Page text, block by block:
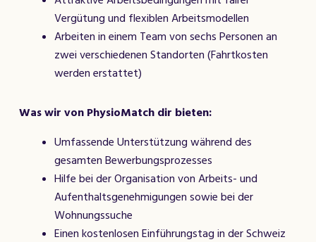
Vergütung und flexiblen Arbeitsmodellen
Arbeiten in einem Team von sechs Personen an
zwei verschiedenen Standorten (Fahrtkosten
werden erstattet)
Was wir von PhysioMatch dir bieten:
Umfassende Unterstützung während des
gesamten Bewerbungsprozesses
Hilfe bei der Organisation von Arbeits- und
Aufenthaltsgenehmigungen sowie bei der
Wohnungssuche
Einen kostenlosen Einführungstag in der Schweiz